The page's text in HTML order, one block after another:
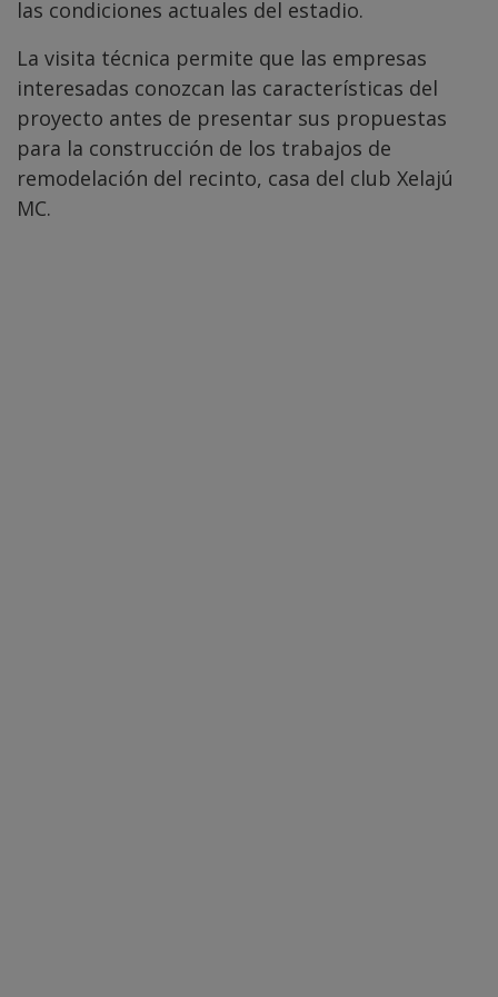
las condiciones actuales del estadio.
La visita técnica permite que las empresas
interesadas conozcan las características del
proyecto antes de presentar sus propuestas
para la construcción de los trabajos de
remodelación del recinto, casa del club Xelajú
MC.